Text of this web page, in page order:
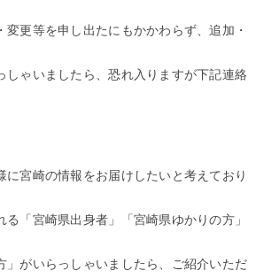
更等を申し出たにもかかわらず、追加・
ゃいましたら、恐れ入りますが下記連絡
宮崎の情報をお届けしたいと考えており
「宮崎県出身者」「宮崎県ゆかりの方」
がいらっしゃいましたら、ご紹介いただ